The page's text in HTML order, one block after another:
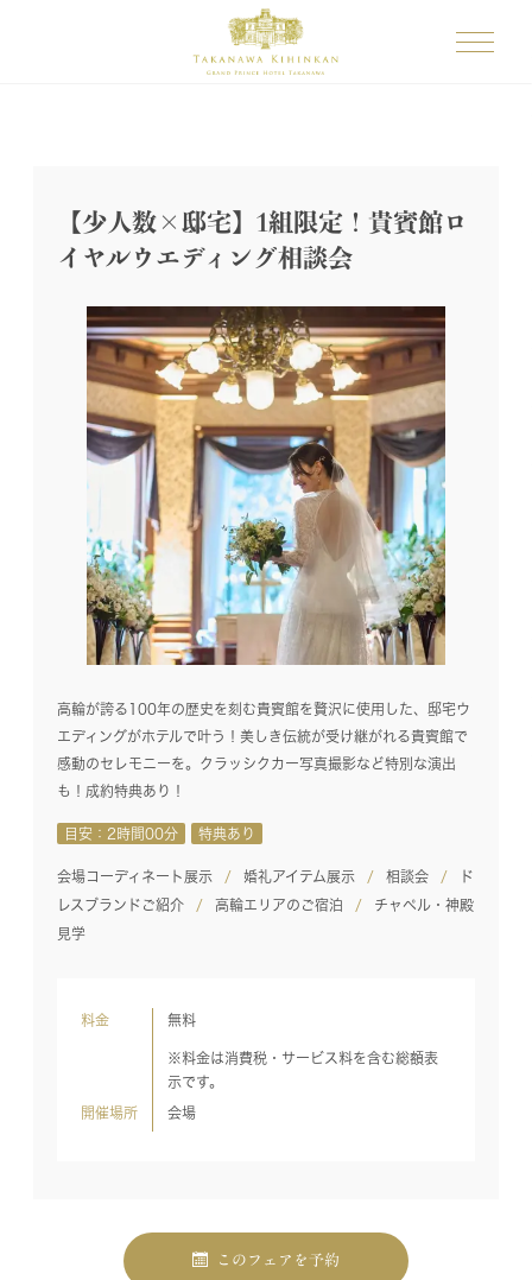
【少人数×邸宅】1組限定！貴賓館ロ
イヤルウエディング相談会
高輪が誇る100年の歴史を刻む貴賓館を贅沢に使用した、邸宅ウ
エディングがホテルで叶う！美しき伝統が受け継がれる貴賓館で
感動のセレモニーを。クラッシクカー写真撮影など特別な演出
も！成約特典あり！
目安：2時間00分 特典あり
会場コーディネート展示 婚礼アイテム展示 相談会
ド
レスブランドご紹介
高輪エリアのご宿泊
チャペル・神殿
見学
料金 無料
※料金は消費税・サービス料を含む総額表
示です。
開催場所 会場
このフェアを予約